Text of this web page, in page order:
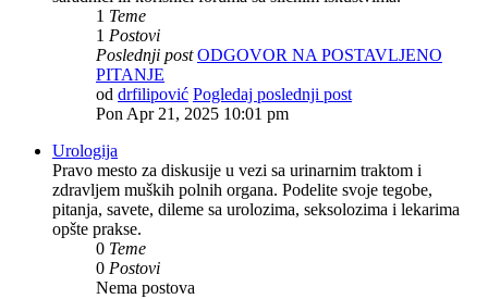
1 Teme
1 Postovi
Poslednji post ODGOVOR NA POSTAVLJENO
PITANJE
od drfilipović Pogledaj poslednji post
Pon Apr 21, 2025 10:01 pm
Urologija
Pravo mesto za diskusije u vezi sa urinarnim traktom i
zdravljem muških polnih organa. Podelite svoje tegobe,
pitanja, savete, dileme sa urolozima, seksolozima i lekarima
opšte prakse.
0 Teme
0 Postovi
Nema postova